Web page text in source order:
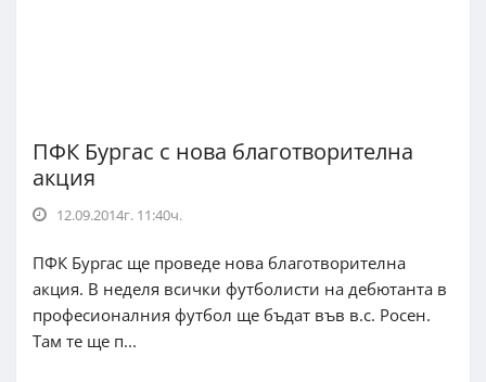
ПФК Бургас с нова благотворителна
акция
12.09.2014г. 11:40ч.
ПФК Бургас ще проведе нова благотворителна
акция. В неделя всички футболисти на дебютанта в
професионалния футбол ще бъдат във в.с. Росен.
Там те ще п...